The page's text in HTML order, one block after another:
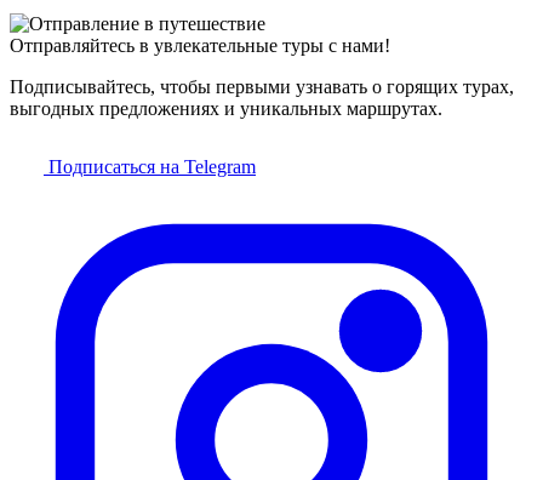
Отправляйтесь в увлекательные туры с нами!
Подписывайтесь, чтобы первыми узнавать о горящих турах,
выгодных предложениях и уникальных маршрутах.
Подписаться на Telegram